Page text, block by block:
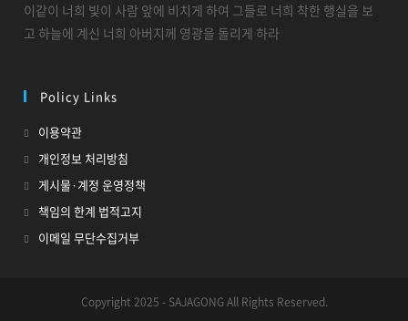
이같이 너희 빛이 사람 앞에 비치게 하여 그들로 너희 착한 행실을 보
고 하늘에 계신 너희 아버지께 영광을 돌리게 하라
Policy Links
이용약관
개인정보 처리방침
게시물·계정 운영정책
책임의 한계 법적고지
이메일 무단수집거부
Copyright 2025 - SAJAGONG All Rights Reserved.